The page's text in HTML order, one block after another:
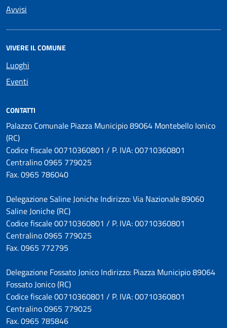
Avvisi
VIVERE IL COMUNE
Luoghi
Eventi
CONTATTI
Palazzo Comunale Piazza Municipio 89064 Montebello Ionico
(RC)
Codice fiscale 00710360801 / P. IVA: 00710360801
Centralino 0965 779025
Fax. 0965 786040
Delegazione Saline Joniche Indirizzo: Via Nazionale 89060
Saline Joniche (RC)
Codice fiscale 00710360801 / P. IVA: 00710360801
Centralino 0965 779025
Fax. 0965 772795
Delegazione Fossato Jonico Indirizzo: Piazza Municipio 89064
Fossato Jonico (RC)
Codice fiscale 00710360801 / P. IVA: 00710360801
Centralino 0965 779025
Fax. 0965 785846